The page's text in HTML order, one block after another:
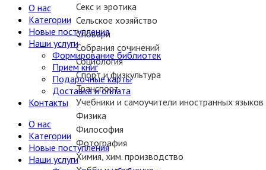
Секс и эротика
Сельское хозяйство
Словари
Собрания сочинений
Социология
Спорт и физкультура
Транспорт
Учебники и самоучители иностранных языков
Физика
Философия
Фотография
Химия, хим. производство
О нас
Категории
Новые поступления
Наши услуги
Формирование библиотек
Прием книг
Подарочные карты
Доставка и оплата
Контакты
О нас
Категории
Новые поступления
Наши услуги